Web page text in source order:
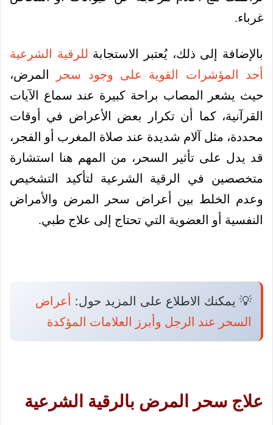
غرباء.
بالإضافة إلى ذلك، يُعتبر الاستجابة للرقية الشرعية
أحد المؤشرات القوية على وجود سحر
المرض،
حيث يشعر المصاب براحة كبيرة عند سماع الآيات
القرآنية، كما أن تكرار بعض الأعراض في أوقات
محددة، مثل آلام شديدة عند صلاة المغرب أو الفجر،
قد يدل على تأثير السحر، من المهم هنا استشارة
متخصصين في الرقية الشرعية لتأكيد التشخيص
وعدم الخلط بين أعراض سحر المرض والأمراض
النفسية أو العضوية التي تحتاج إلى علاج طبي.
💡 يمكنك الاطلاع على المزيد حول:
أعراض
السحر عند الرجل وأبرز العلامات المؤكدة
علاج سحر المرض بالرقية الشرعية